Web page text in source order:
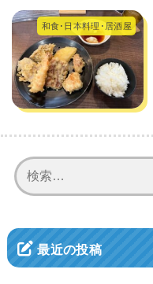
和食･日本料理･居酒屋
最近の投稿